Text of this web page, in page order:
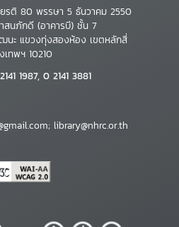
ยรติ 80 พรรษา 5 ธันวาคม 2550
สนภักดี (อาคารบี) ชั้น 7
นะ แขวงทุ่งสองห้อง เขตหลักสี่
เทพฯ 10210
1987, 0 2141 3881
library@nhrc.or.th